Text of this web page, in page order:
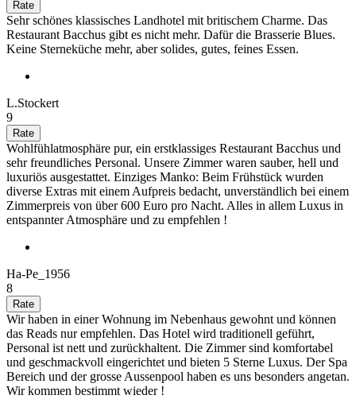
Sehr schönes klassisches Landhotel mit britischem Charme. Das
Restaurant Bacchus gibt es nicht mehr. Dafür die Brasserie Blues.
Keine Sterneküche mehr, aber solides, gutes, feines Essen.
L.Stockert
9
Wohlfühlatmosphäre pur, ein erstklassiges Restaurant Bacchus und
sehr freundliches Personal. Unsere Zimmer waren sauber, hell und
luxuriös ausgestattet. Einziges Manko: Beim Frühstück wurden
diverse Extras mit einem Aufpreis bedacht, unverständlich bei einem
Zimmerpreis von über 600 Euro pro Nacht. Alles in allem Luxus in
entspannter Atmosphäre und zu empfehlen !
Ha-Pe_1956
8
Wir haben in einer Wohnung im Nebenhaus gewohnt und können
das Reads nur empfehlen. Das Hotel wird traditionell geführt,
Personal ist nett und zurückhaltent. Die Zimmer sind komfortabel
und geschmackvoll eingerichtet und bieten 5 Sterne Luxus. Der Spa
Bereich und der grosse Aussenpool haben es uns besonders angetan.
Wir kommen bestimmt wieder !